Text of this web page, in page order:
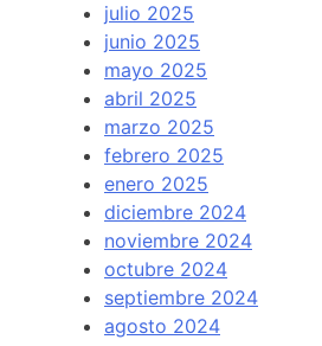
julio 2025
junio 2025
mayo 2025
abril 2025
marzo 2025
febrero 2025
enero 2025
diciembre 2024
noviembre 2024
octubre 2024
septiembre 2024
agosto 2024